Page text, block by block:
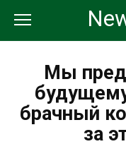
контенту
Мы
брачный
за